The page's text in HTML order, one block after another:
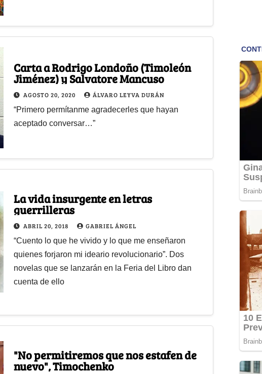
Carta a Rodrigo Londoño (Timoleón
Jiménez) y Salvatore Mancuso
AGOSTO 20, 2020 ÁLVARO LEYVA DURÁN
“Primero permítanme agradecerles que hayan
aceptado conversar…”
La vida insurgente en letras
guerrilleras
ABRIL 20, 2018 GABRIEL ÁNGEL
“Cuento lo que he vivido y lo que me enseñaron
quienes forjaron mi ideario revolucionario”. Dos
novelas que se lanzarán en la Feria del Libro dan
cuenta de ello
"No permitiremos que nos estafen de
nuevo", Timochenko